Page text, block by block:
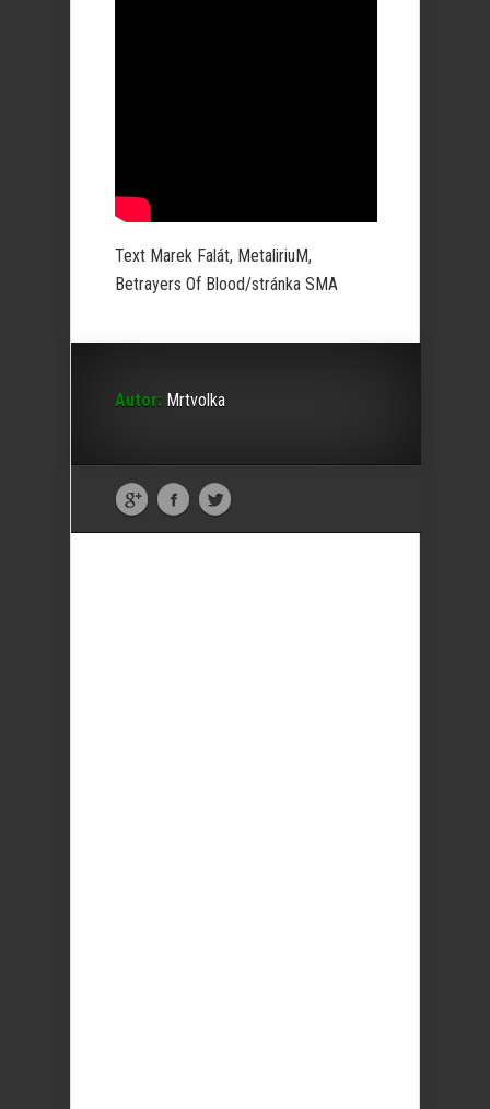
Text Marek Falát, MetaliriuM,
Betrayers Of Blood/stránka SMA
Autor: Mrtvolka